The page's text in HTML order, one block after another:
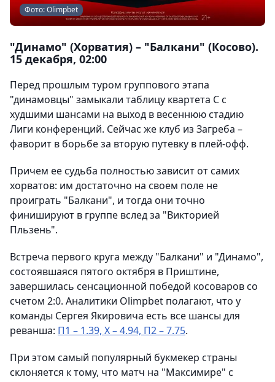
Фото: Olimpbet
"Динамо" (Хорватия) – "Балкани" (Косово).
15 декабря, 02:00
Перед прошлым туром группового этапа
"динамовцы" замыкали таблицу квартета C с
худшими шансами на выход в весеннюю стадию
Лиги конференций. Сейчас же клуб из Загреба –
фаворит в борьбе за вторую путевку в плей-офф.
Причем ее судьба полностью зависит от самих
хорватов: им достаточно на своем поле не
проиграть "Балкани", и тогда они точно
финишируют в группе вслед за "Викторией
Пльзень".
Встреча первого круга между "Балкани" и "Динамо",
состоявшаяся пятого октября в Приштине,
завершилась сенсационной победой косоваров со
счетом 2:0. Аналитики Olimpbet полагают, что у
команды Сергея Якировича есть все шансы для
реванша: П1 – 1.39, Х – 4.94, П2 – 7.75.
При этом самый популярный букмекер страны
склоняется к тому, что матч на "Максимире" с